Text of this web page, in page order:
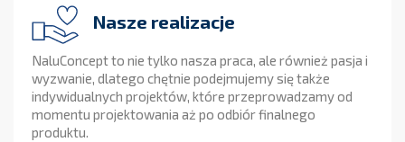
Nasze realizacje
NaluConcept to nie tylko nasza praca, ale również pasja i
wyzwanie, dlatego chętnie podejmujemy się także
indywidualnych projektów, które przeprowadzamy od
momentu projektowania aż po odbiór finalnego
produktu.